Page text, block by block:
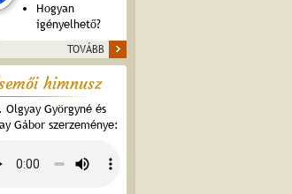
Hogyan
igényelhető?
TOVÁBB
himnusz
Olgyay Györgyné és
Gábor szerzeménye: